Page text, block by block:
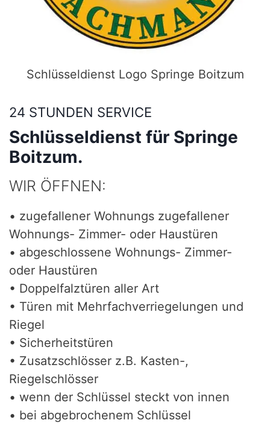
Schlüsseldienst Logo Springe Boitzum
24 STUNDEN SERVICE
Schlüsseldienst für Springe
Boitzum.
WIR ÖFFNEN:
• zugefallener Wohnungs zugefallener
Wohnungs- Zimmer- oder Haustüren
• abgeschlossene Wohnungs- Zimmer-
oder Haustüren
• Doppelfalztüren aller Art
• Türen mit Mehrfachverriegelungen und
Riegel
• Sicherheitstüren
• Zusatzschlösser z.B. Kasten-,
Riegelschlösser
• wenn der Schlüssel steckt von innen
• bei abgebrochenem Schlüssel